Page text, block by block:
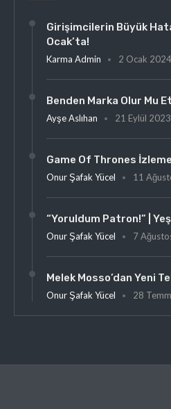
Girişimcilerin Büyük
Ocak’ta!
Karma Admin 2 Ocak 2024
Benden Marka Olur Mu
Ayşe Aslıhan 21 Eylül 2023
Game Of Thrones
Onur Şafak Yücel 11
“Yoruldum Patron!” |
Onur Şafak Yücel 7
Melek Mosso’dan Yeni
Onur Şafak Yücel 28